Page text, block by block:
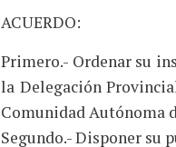
ACUERDO:
Primero.- Ordenar su
la Delegación
Comunidad Autónoma
Segundo.- Disponer su